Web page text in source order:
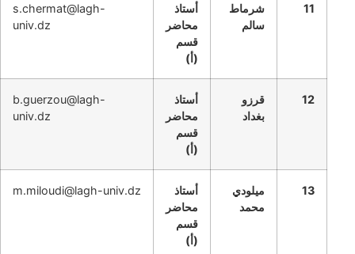
s.chermat@lagh-
univ.dz
أستاذ
محاضر
قسم
(أ)
شرماط
سالم
11
b.guerzou@lagh-
univ.dz
أستاذ
محاضر
قسم
(أ)
قرزو
بغداد
12
m.miloudi@lagh-univ.dz
أستاذ
محاضر
قسم
(أ)
ميلودي
محمد
13